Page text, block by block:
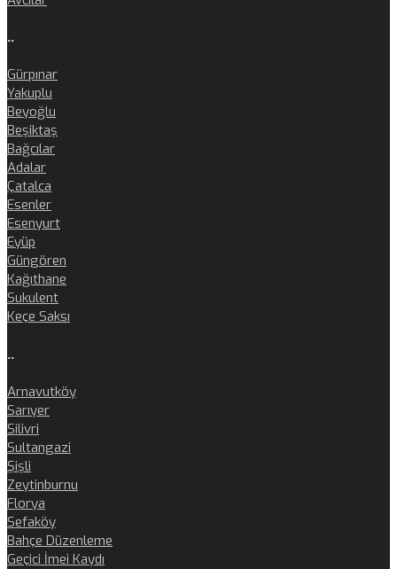
..
Gürpınar
Yakuplu
Beyoğlu
Beşiktaş
Bağcılar
Adalar
Çatalca
Esenler
Esenyurt
Eyüp
Güngören
Kağıthane
Sukulent
Keçe Saksı
..
Arnavutköy
Sarıyer
Silivri
Sultangazi
Şişli
Zeytinburnu
Florya
Sefaköy
Bahçe Düzenleme
Geçici İmei Kaydı